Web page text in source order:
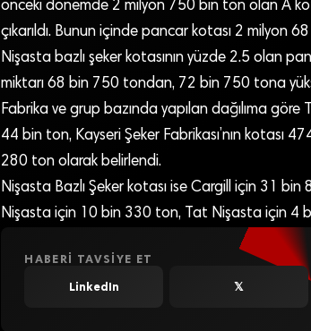
önceki dönemde 2 milyon 750 bin ton olan A
çıkarıldı. Bunun içinde pancar kotası 2 milyon
Nişasta bazlı şeker kotasının yüzde 2.5 olan
miktarı 68 bin 750 tondan, 72 bin 750 tona
Fabrika ve grup bazında yapılan dağılıma göre
44 bin ton, Kayseri Şeker Fabrikası’nın kotası
280 ton olarak belirlendi.
Nişasta Bazlı Şeker kotası ise Cargill için 31
Nişasta için 10 bin 330 ton, Tat Nişasta için 4
HABERI TAVSIYE ET
LinkedIn 𝕏